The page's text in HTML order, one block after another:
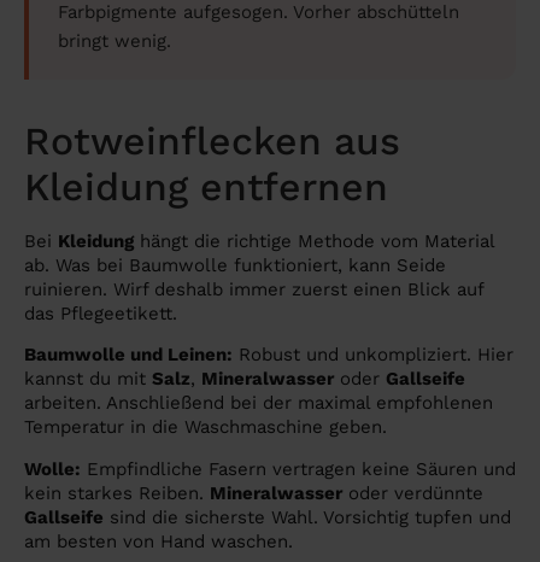
Farbpigmente aufgesogen. Vorher abschütteln
bringt wenig.
Rotweinflecken aus
Kleidung entfernen
Bei Kleidung hängt die richtige Methode vom Material
ab. Was bei Baumwolle funktioniert, kann Seide
ruinieren. Wirf deshalb immer zuerst einen Blick auf
das Pflegeetikett.
Baumwolle und Leinen: Robust und unkompliziert. Hier
kannst du mit Salz, Mineralwasser oder Gallseife
arbeiten. Anschließend bei der maximal empfohlenen
Temperatur in die Waschmaschine geben.
Wolle: Empfindliche Fasern vertragen keine Säuren und
kein starkes Reiben. Mineralwasser oder verdünnte
Gallseife sind die sicherste Wahl. Vorsichtig tupfen und
am besten von Hand waschen.